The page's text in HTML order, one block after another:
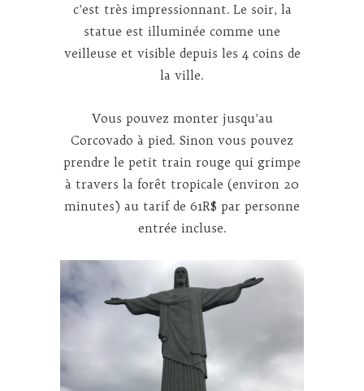
c’est très impressionnant. Le soir, la
statue est illuminée comme une
veilleuse et visible depuis les 4 coins de
la ville.
Vous pouvez monter jusqu’au
Corcovado à pied. Sinon vous pouvez
prendre le petit train rouge qui grimpe
à travers la forêt tropicale (environ 20
minutes) au tarif de 61R$ par personne
entrée incluse.